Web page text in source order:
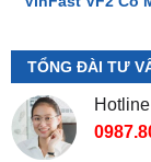
TỔNG ĐÀI TƯ